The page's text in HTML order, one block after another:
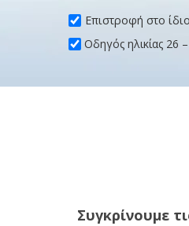
Επιστροφή στο
Οδηγός ηλικίας 26
Συγκρίνουμε